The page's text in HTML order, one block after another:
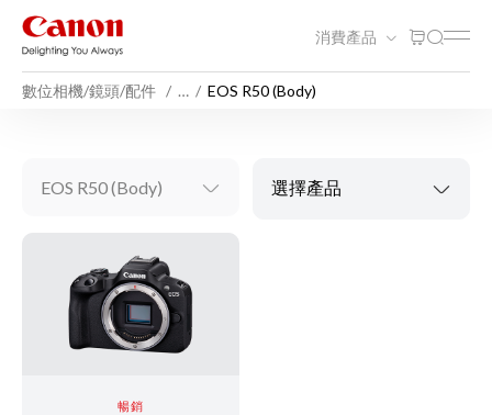
消費產品
數位相機/鏡頭/配件 … EOS R50 (Body)
EOS R50 (Body) 選擇產品
暢銷